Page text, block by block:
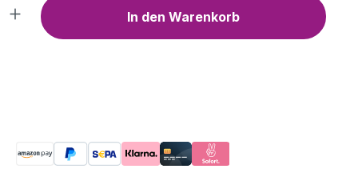
Gib den gewünschten Wert
In den Warenkorb